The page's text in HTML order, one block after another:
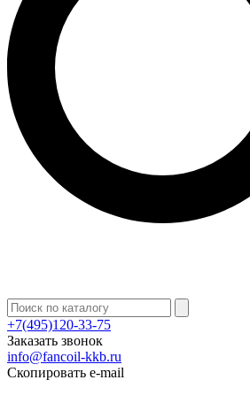
+7(495)120-33-75
Заказать звонок
info@fancoil-kkb.ru
Скопировать e-mail